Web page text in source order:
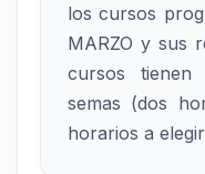
los cursos
MARZO y sus
cursos
semas (dos
horarios a